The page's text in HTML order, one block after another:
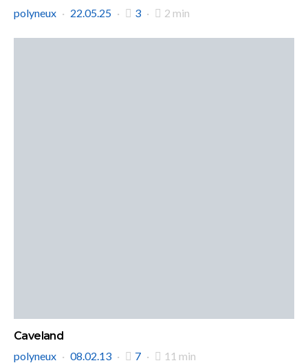
polyneux
22.05.25 3 2 min
Caveland
polyneux
08.02.13 7 11 min